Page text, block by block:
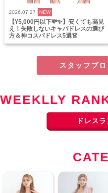
2026.07.27 NEW
【¥5,000円以下💸✨】安くても高見
え！失敗しないキャバドレスの選び
方＆神コスパドレス5選👗
スタッフブ
WEEKLLY
ドレス